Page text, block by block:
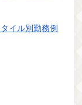
イル別勤務例